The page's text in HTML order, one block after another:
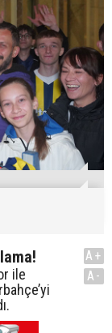
ile
A+
A-